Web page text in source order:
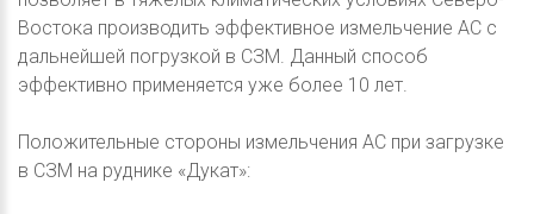
Востока производить эффективное измельчение АС с
дальнейшей погрузкой в СЗМ. Данный способ
эффективно применяется уже более 10 лет.
Положительные стороны измельчения АС при загрузке
в СЗМ на руднике «Дукат»: